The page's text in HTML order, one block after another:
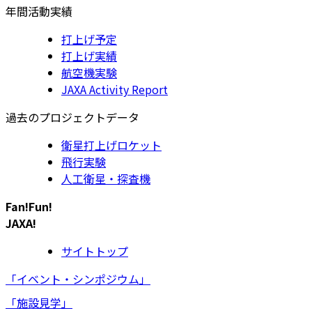
年間活動実績
打上げ予定
打上げ実績
航空機実験
JAXA Activity Report
過去のプロジェクトデータ
衛星打上げロケット
飛行実験
人工衛星・探査機
Fan!Fun!
JAXA!
サイトトップ
「イベント・シンポジウム」
「施設見学」